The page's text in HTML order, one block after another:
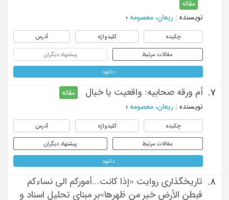
مقاله
نویسنده : ریعان، معصومه ؛
چکیده کلیدواژه آدرس
مقالات مرتبط پیشنهاد دیگران
دانلود
7. أم ورقه صحابیه: واقعیت یا خیال
مقاله
نویسنده : ریعان، معصومه ؛
چکیده کلیدواژه آدرس
مقالات مرتبط پیشنهاد دیگران
دانلود
8.
تاریخ‏گذاری روایت «إذا کانت...أمورکم الی نساءکم
فبطن الأرض خیر من ظهرها»بر مبنای تحلیل اسناد و